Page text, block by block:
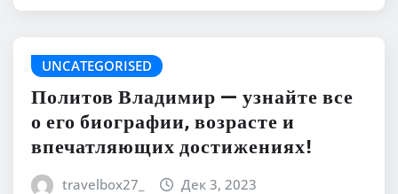
UNCATEGORISED
Политов Владимир — узнайте все
о его биографии, возрасте и
впечатляющих достижениях!
travelbox27_ Дек 3, 2023